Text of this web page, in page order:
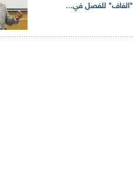
"الفاف" للفصل في...